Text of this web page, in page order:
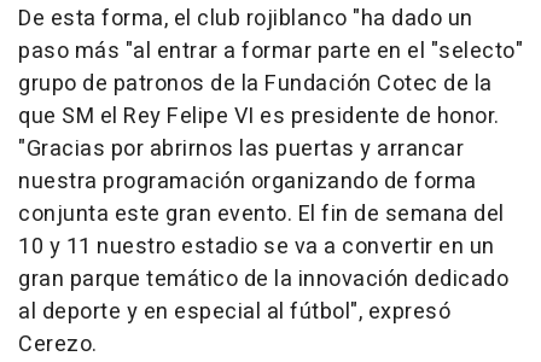
De esta forma, el club rojiblanco "ha dado un
paso más "al entrar a formar parte en el "selecto"
grupo de patronos de la Fundación Cotec de la
que SM el Rey Felipe VI es presidente de honor.
"Gracias por abrirnos las puertas y arrancar
nuestra programación organizando de forma
conjunta este gran evento. El fin de semana del
10 y 11 nuestro estadio se va a convertir en un
gran parque temático de la innovación dedicado
al deporte y en especial al fútbol", expresó
Cerezo.